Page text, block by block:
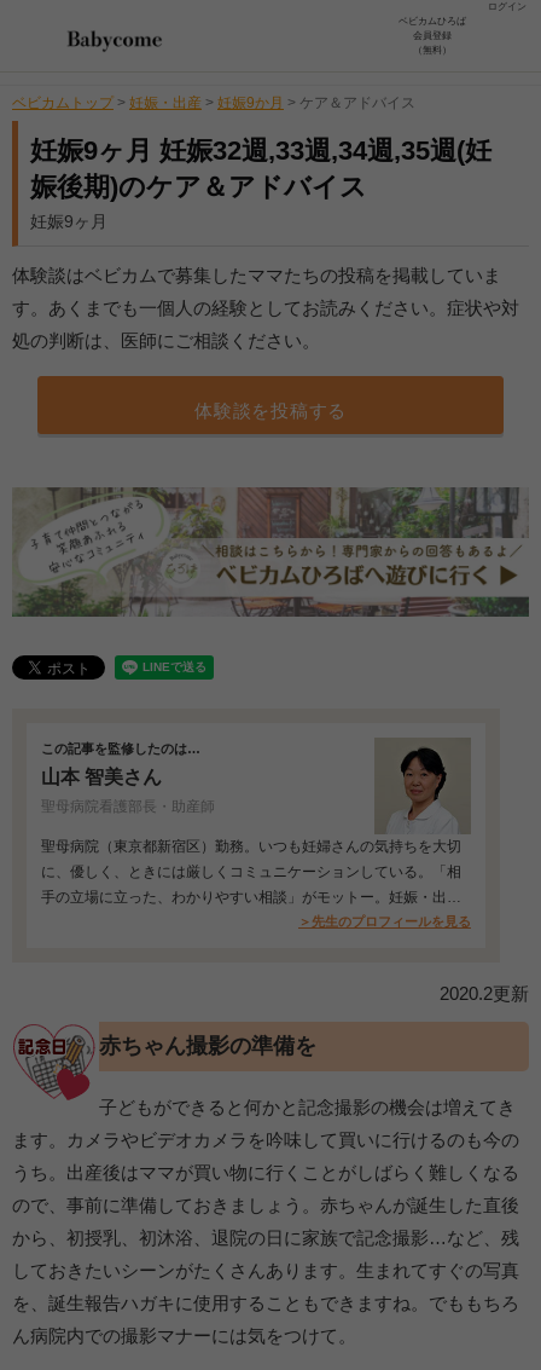
ログイン
ベビカムひろば
会員登録
（無料）
ベビカムトップ > 妊娠・出産 > 妊娠9か月 > ケア＆アドバイス
妊娠9ヶ月 妊娠32週,33週,34週,35週(妊
娠後期)のケア＆アドバイス
妊娠9ヶ月
体験談はベビカムで募集したママたちの投稿を掲載していま
す。あくまでも一個人の経験としてお読みください。症状や対
処の判断は、医師にご相談ください。
体験談を投稿する
この記事を監修したのは…
山本 智美さん
聖母病院看護部長・助産師
聖母病院（東京都新宿区）勤務。いつも妊婦さんの気持ちを大切
に、優しく、ときには厳しくコミュニケーションしている。「相
手の立場に立った、わかりやすい相談」がモットー。妊娠・出
＞先生のプロフィールを見る
2020.2更新
赤ちゃん撮影の準備を
子どもができると何かと記念撮影の機会は増えてき
ます。カメラやビデオカメラを吟味して買いに行けるのも今の
うち。出産後はママが買い物に行くことがしばらく難しくなる
ので、事前に準備しておきましょう。赤ちゃんが誕生した直後
から、初授乳、初沐浴、退院の日に家族で記念撮影…など、残
しておきたいシーンがたくさんあります。生まれてすぐの写真
を、誕生報告ハガキに使用することもできますね。でももちろ
ん病院内での撮影マナーには気をつけて。